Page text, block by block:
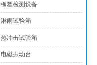
橡塑检测设备
淋雨试验箱
热冲击试验箱
电磁振动台